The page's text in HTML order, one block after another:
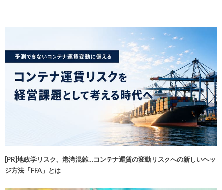
[PR]地政学リスク、港湾混雑…コンテナ運賃の変動リスクへの新しいヘッ
ジ方法「FFA」とは